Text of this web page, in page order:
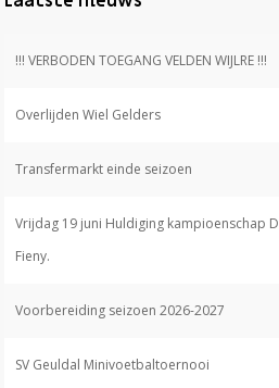
!!! VERBODEN TOEGANG VELDEN WIJLRE !!!
Overlijden Wiel Gelders
Transfermarkt einde seizoen
Vrijdag 19 juni Huldiging kampioenschap
Fieny.
Voorbereiding seizoen 2026-2027
SV Geuldal Minivoetbaltoernooi